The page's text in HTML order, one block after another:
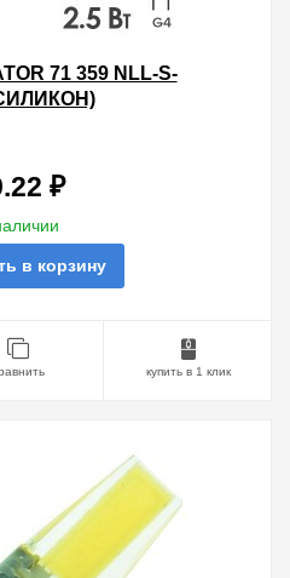
71 359 NLL-S-
₽
в корзину
купить в 1 клик